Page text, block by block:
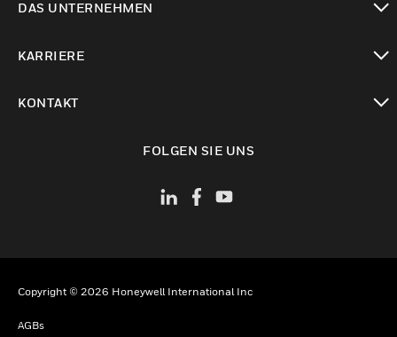
DAS UNTERNEHMEN
KARRIERE
KONTAKT
FOLGEN SIE UNS
Copyright © 2026 Honeywell International Inc
AGBs